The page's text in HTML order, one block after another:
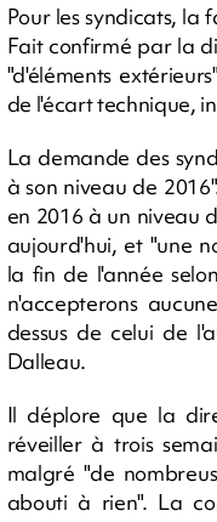
Pour les syndicats, la
Fait confirmé par la
"d'éléments
de l'écart technique,
La demande des
à son niveau de
en 2016 à un niveau
aujourd'hui, et "une
la fin de l'année
n'accepterons
dessus de celui de
Dalleau.
Il déplore que la
réveiller à trois
malgré "de
abouti à rien". La